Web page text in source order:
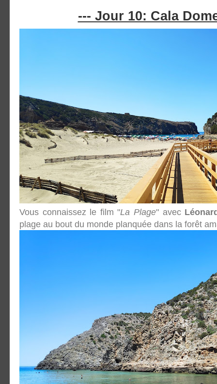
--- Jour 10: Cala
Vous connaissez le film "La Plage" avec
plage au bout du monde planquée dans la forêt